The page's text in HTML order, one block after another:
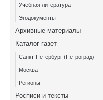
Учебная литература
Эгодокументы
Архивные материалы
Каталог газет
Санкт-Петербург (Петроград)
Москва
Регионы
Росписи и тексты